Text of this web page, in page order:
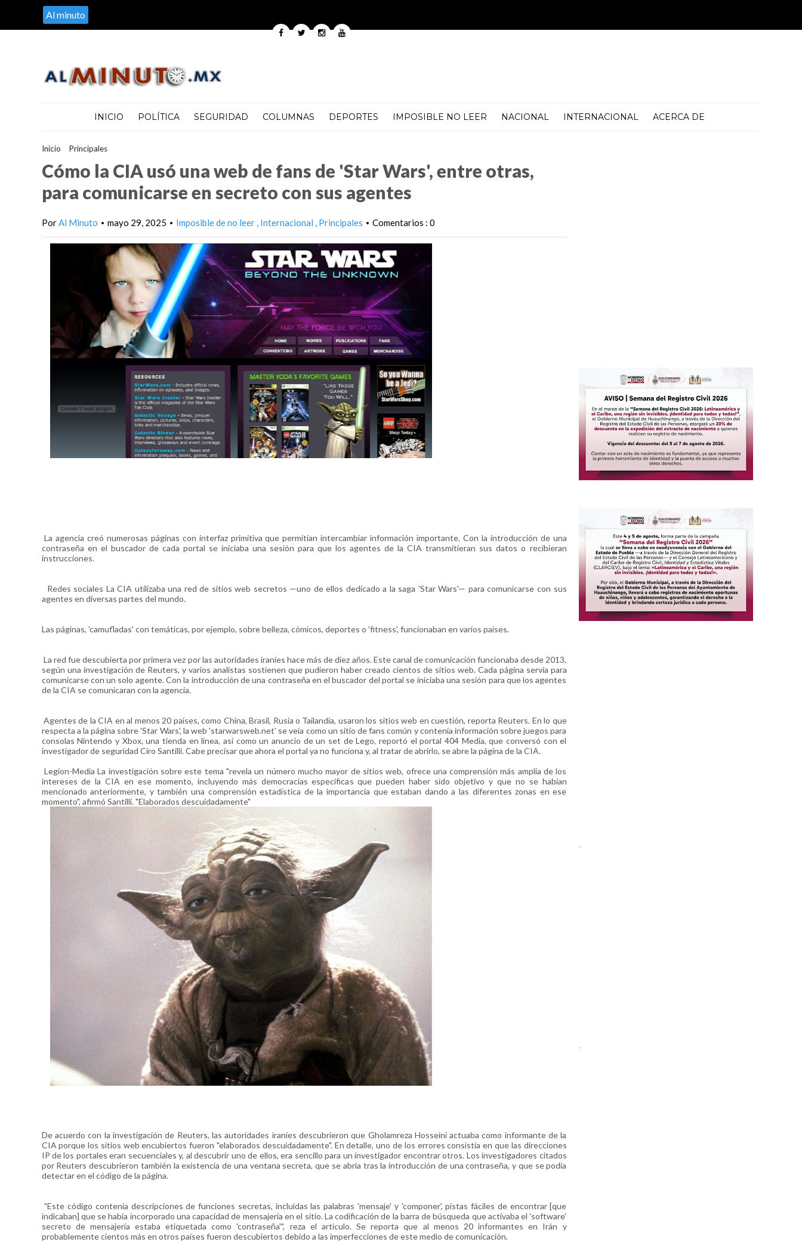
Al minuto
INICIO POLÍTICA SEGURIDAD COLUMNAS DEPORTES IMPOSIBLE NO LEER NACIONAL INTERNACIONAL ACERCA DE
Inicio Principales>
Cómo la CIA usó una web de fans de 'Star Wars', entre otras,
para comunicarse en secreto con sus agentes
PorAl Minuto • mayo 29, 2025 • Imposible de no leer Internacional Principales • Comentarios : 0
La agencia creó numerosas páginas con interfaz primitiva que permitían intercambiar información importante. Con la introducción de una
contraseña en el buscador de cada portal se iniciaba una sesión para que los agentes de la CIA transmitieran sus datos o recibieran
instrucciones.
Redes sociales La CIA utilizaba una red de sitios web secretos —uno de ellos dedicado a la saga 'Star Wars'— para comunicarse con sus
agentes en diversas partes del mundo.
Las páginas, 'camufladas' con temáticas, por ejemplo, sobre belleza, cómicos, deportes o 'fitness', funcionaban en varios países.
La red fue descubierta por primera vez por las autoridades iraníes hace más de diez años. Este canal de comunicación funcionaba desde 2013,
según una investigación de Reuters, y varios analistas sostienen que pudieron haber creado cientos de sitios web. Cada página servía para
comunicarse con un solo agente. Con la introducción de una contraseña en el buscador del portal se iniciaba una sesión para que los agentes
de la CIA se comunicaran con la agencia.
Agentes de la CIA en al menos 20 países, como China, Brasil, Rusia o Tailandia, usaron los sitios web en cuestión, reporta Reuters. En lo que
respecta a la página sobre 'Star Wars', la web 'starwarsweb.net' se veía como un sitio de fans común y contenía información sobre juegos para
consolas Nintendo y Xbox, una tienda en línea, así como un anuncio de un set de Lego, reportó el portal 404 Media, que conversó con el
investigador de seguridad Ciro Santilli. Cabe precisar que ahora el portal ya no funciona y, al tratar de abrirlo, se abre la página de la CIA.
Legion-Media La investigación sobre este tema "revela un número mucho mayor de sitios web, ofrece una comprensión más amplia de los
intereses de la CIA en ese momento, incluyendo más democracias específicas que pueden haber sido objetivo y que no se habían
mencionado anteriormente, y también una comprensión estadística de la importancia que estaban dando a las diferentes zonas en ese
momento", afirmó Santilli. "Elaborados descuidadamente"
De acuerdo con la investigación de Reuters, las autoridades iraníes descubrieron que Gholamreza Hosseini actuaba como informante de la
CIA porque los sitios web encubiertos fueron "elaborados descuidadamente". En detalle, uno de los errores consistía en que las direcciones
IP de los portales eran secuenciales y, al descubrir uno de ellos, era sencillo para un investigador encontrar otros. Los investigadores citados
por Reuters descubrieron también la existencia de una ventana secreta, que se abría tras la introducción de una contraseña, y que se podía
detectar en el código de la página.
"Este código contenía descripciones de funciones secretas, incluidas las palabras 'mensaje' y 'componer', pistas fáciles de encontrar [que
indicaban] que se había incorporado una capacidad de mensajería en el sitio. La codificación de la barra de búsqueda que activaba el 'software'
secreto de mensajería estaba etiquetada como 'contraseña'", reza el artículo. Se reporta que al menos 20 informantes en Irán y
probablemente cientos más en otros países fueron descubiertos debido a las imperfecciones de este medio de comunicación.
.
.